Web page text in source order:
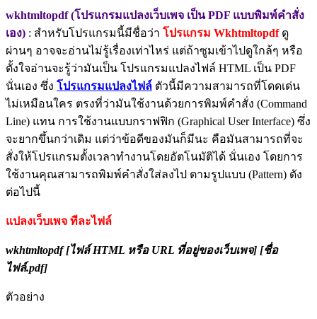
wkhtmltopdf (โปรแกรมแปลงเว็บเพจ เป็น PDF แบบพิมพ์คำสั่ง
เอง) : สำหรับโปรแกรมนี้มีชื่อว่า โปรแกรม Wkhtmltopdfดู
ผ่านๆ อาจจะอ่านไม่รู้เรื่องเท่าไหร่ แต่ถ้าซูมเข้าไปดูใกล้ๆ หรือ
ตั้งใจอ่านจะรู้ว่ามันเป็น โปรแกรมแปลงไฟล์ HTML เป็น PDF
นั่นเอง ซึ่ง โปรแกรมแปลงไฟล์ ตัวนี้มีความสามารถที่โดดเด่น
ไม่เหมือนใคร ตรงที่ว่ามันใช้งานด้วยการพิมพ์คำสั่ง (Command
Line) แทน การใช้งานแบบกราฟฟิก (Graphical User Interface) ซึ่ง
จะยากขึ้นกว่าเดิม แต่ว่าข้อดีของมันก็มีนะ คือมันสามารถที่จะ
สั่งให้โปรแกรมตั้งเวลาทำงานโดยอัตโนมัติได้ นั่นเอง โดยการ
ใช้งานคุณสามารถพิมพ์คำสั่งใส่ลงไป ตามรูปแบบ (Pattern) ดัง
ต่อไปนี้
แปลงเว็บเพจ ทีละไฟล์
wkhtmltopdf [ไฟล์ HTML หรือ URL ที่อยู่ของเว็บเพจ] [ชื่อ
ไฟล์.pdf]
ตัวอย่าง